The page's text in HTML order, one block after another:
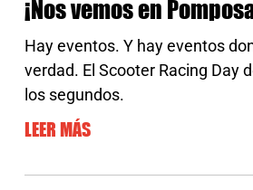
¡Nos vemos en
Hay eventos. Y hay eventos
verdad. El Scooter Racing Day
los segundos.
LEER MÁS